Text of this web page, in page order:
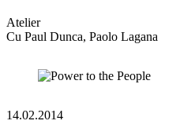
Atelier
Cu Paul Dunca, Paolo Lagana
14.02.2014